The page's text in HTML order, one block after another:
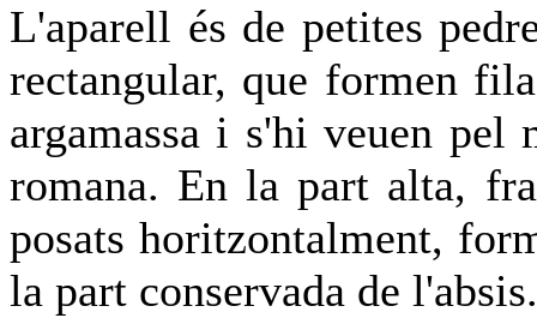
L'aparell és de petites
rectangular, que formen
argamassa i s'hi veuen pel
romana. En la part alta,
posats horitzontalment,
la part conservada de l'absis.